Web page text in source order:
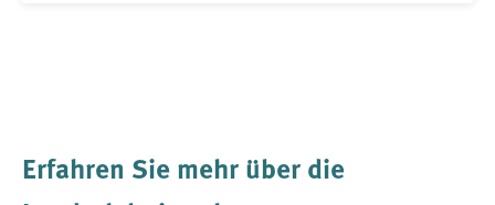
Erfahren Sie mehr über die